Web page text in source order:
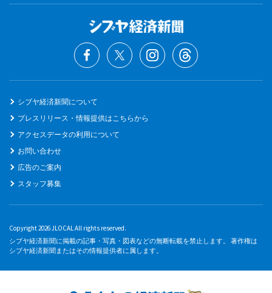
シブヤ経済新聞について
プレスリリース・情報提供はこちらから
アクセスデータの利用について
お問い合わせ
広告のご案内
スタッフ募集
Copyright 2026 JLOCAL All rights reserved.
シブヤ経済新聞に掲載の記事・写真・図表などの無断転載を禁止します。 著作権は
シブヤ経済新聞またはその情報提供者に属します。